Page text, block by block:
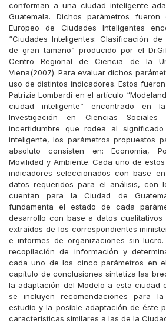
conforman a una ciudad inteligente
Guatemala. Dichos parámetros
Europeo de Ciudades Inteligentes
“Ciudades Inteligentes: Clasificación
de gran tamaño” producido por el
Centro Regional de Ciencia de la
Viena(2007). Para evaluar dichos
uso de distintos indicadores. Estos
Patrizia Lombardi en el artículo
ciudad inteligente” encontrado en
Investigación en Ciencias
incertidumbre que rodea al
inteligente, los parámetros propuestos
absoluto consisten en: Economía,
Movilidad y Ambiente. Cada uno de
indicadores seleccionados con base
datos requeridos para el análisis, con
cuentan para la Ciudad de
fundamenta el estado de cada
desarrollo con base a datos cualitativos
extraídos de los correspondientes
e informes de organizaciones sin
recopilación de información y
cada uno de los cinco parámetros en
capítulo de conclusiones sintetiza las
la adaptación del Modelo a esta ciudad
se incluyen recomendaciones para
estudio y la posible adaptación de éste
características similares a las de la